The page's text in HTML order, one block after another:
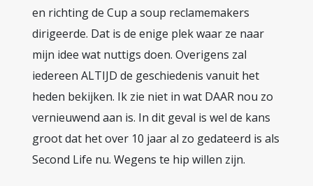
en richting de Cup a soup reclamemakers
dirigeerde. Dat is de enige plek waar ze naar
mijn idee wat nuttigs doen. Overigens zal
iedereen ALTIJD de geschiedenis vanuit het
heden bekijken. Ik zie niet in wat DAAR nou zo
vernieuwend aan is. In dit geval is wel de kans
groot dat het over 10 jaar al zo gedateerd is als
Second Life nu. Wegens te hip willen zijn.